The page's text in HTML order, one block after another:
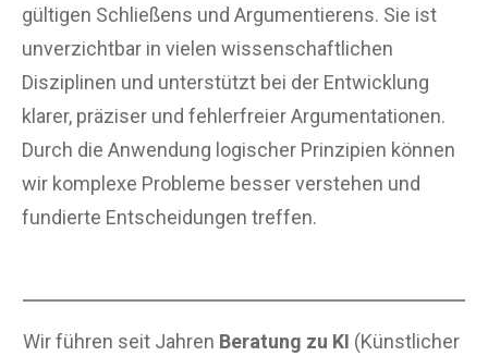
gültigen Schließens und Argumentierens. Sie ist
unverzichtbar in vielen wissenschaftlichen
Disziplinen und unterstützt bei der Entwicklung
klarer, präziser und fehlerfreier Argumentationen.
Durch die Anwendung logischer Prinzipien können
wir komplexe Probleme besser verstehen und
fundierte Entscheidungen treffen.
Wir führen seit Jahren Beratung zu KI (Künstlicher